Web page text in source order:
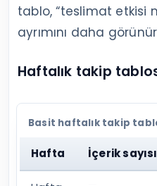
tablo, “teslimat etkisi
ayrımını daha görünür
Haftalık takip
Basit haftalık takip
Hafta İçerik sayısı